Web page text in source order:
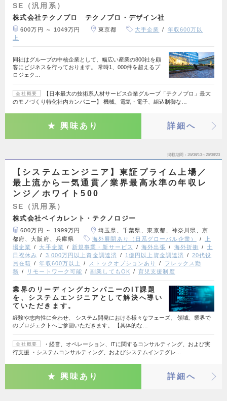
SE（汎用系）
株式会社テクノプロ テクノプロ・デザイン社
600万円 ～ 1049万円 東京都 大手企業
年収600万以
上
同社はグループの中核企業として、幅広い産業の800社を顧
客にビジネスを行っております。 常時1、000件を超えるプ
ロジェク…
会社概要
【日本最大の技術系人材サービス企業グループ「テクノプロ」最大
のモノづくり特化社内カンパニー】 機械、電気・電子、組込制御な…
興味あり 詳細へ
掲載期間 26/08/10～26/08/23
【システムエンジニア】東証プライム上場／
最上流から一気通貫／業界最高水準の年収レ
ンジ／ホワイト500
SE（汎用系）
株式会社ベイカレント・テクノロジー
600万円 ～ 1999万円
埼玉県、千葉県、東京都、神奈川県、京
都府、大阪府、兵庫県
海外展開あり（日系グローバル企業）
上
場企業
大手企業 新規事業・新サービス 海外出張 海外折衝
土
日祝休み
3,000万円以上資金調達済 1億円以上資金調達済
20代役
員在籍
年収600万以上 ストックオプションあり
フレックス勤
務
リモートワーク可能 副業してもOK 育児支援制度
業界のリーディングカンパニーのIT課題
を、システムエンジニアとして解決へ導い
ていただきます。
経験や志向性に合わせ、 システム開発における様々なフェーズ、 領域、業界で
のプロジェクトへご参画いただきます。 【具体的な…
会社概要
・経営、オペレーション、ITに関するコンサルティング、および実
行支援 ・システムコンサルティング、およびシステムインテグレ…
興味あり 詳細へ